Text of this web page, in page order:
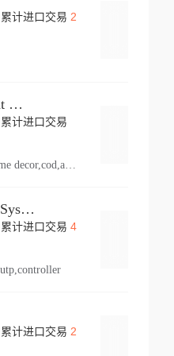
计进口交易 2
Knoebels Amusement Resort
计进口交易
vehicle,pl 2,arts,home decor,cod,amusement ride,sea
Duetto Intergrgrated Systems Inc.
计进口交易 4
计进口交易 2